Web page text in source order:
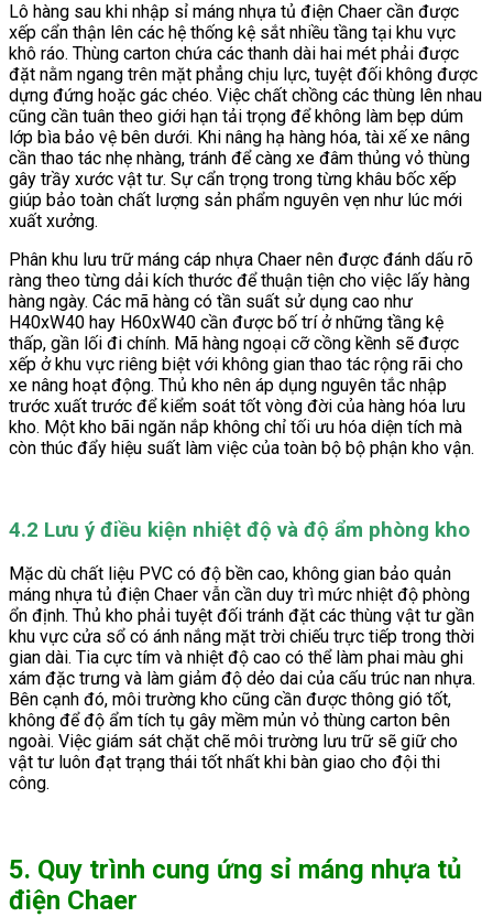
Lô hàng sau khi nhập sỉ máng nhựa tủ điện Chaer cần được
xếp cẩn thận lên các hệ thống kệ sắt nhiều tầng tại khu vực
khô ráo. Thùng carton chứa các thanh dài hai mét phải được
đặt nằm ngang trên mặt phẳng chịu lực, tuyệt đối không được
dựng đứng hoặc gác chéo. Việc chất chồng các thùng lên nhau
cũng cần tuân theo giới hạn tải trọng để không làm bẹp dúm
lớp bìa bảo vệ bên dưới. Khi nâng hạ hàng hóa, tài xế xe nâng
cần thao tác nhẹ nhàng, tránh để càng xe đâm thủng vỏ thùng
gây trầy xước vật tư. Sự cẩn trọng trong từng khâu bốc xếp
giúp bảo toàn chất lượng sản phẩm nguyên vẹn như lúc mới
xuất xưởng.
Phân khu lưu trữ máng cáp nhựa Chaer nên được đánh dấu rõ
ràng theo từng dải kích thước để thuận tiện cho việc lấy hàng
hàng ngày. Các mã hàng có tần suất sử dụng cao như
H40xW40 hay H60xW40 cần được bố trí ở những tầng kệ
thấp, gần lối đi chính. Mã hàng ngoại cỡ cồng kềnh sẽ được
xếp ở khu vực riêng biệt với không gian thao tác rộng rãi cho
xe nâng hoạt động. Thủ kho nên áp dụng nguyên tắc nhập
trước xuất trước để kiểm soát tốt vòng đời của hàng hóa lưu
kho. Một kho bãi ngăn nắp không chỉ tối ưu hóa diện tích mà
còn thúc đẩy hiệu suất làm việc của toàn bộ bộ phận kho vận.
4.2 Lưu ý điều kiện nhiệt độ và độ ẩm phòng kho
Mặc dù chất liệu PVC có độ bền cao, không gian bảo quản
máng nhựa tủ điện Chaer vẫn cần duy trì mức nhiệt độ phòng
ổn định. Thủ kho phải tuyệt đối tránh đặt các thùng vật tư gần
khu vực cửa sổ có ánh nắng mặt trời chiếu trực tiếp trong thời
gian dài. Tia cực tím và nhiệt độ cao có thể làm phai màu ghi
xám đặc trưng và làm giảm độ dẻo dai của cấu trúc nan nhựa.
Bên cạnh đó, môi trường kho cũng cần được thông gió tốt,
không để độ ẩm tích tụ gây mềm mủn vỏ thùng carton bên
ngoài. Việc giám sát chặt chẽ môi trường lưu trữ sẽ giữ cho
vật tư luôn đạt trạng thái tốt nhất khi bàn giao cho đội thi
công.
5. Quy trình cung ứng sỉ máng nhựa tủ
điện Chaer